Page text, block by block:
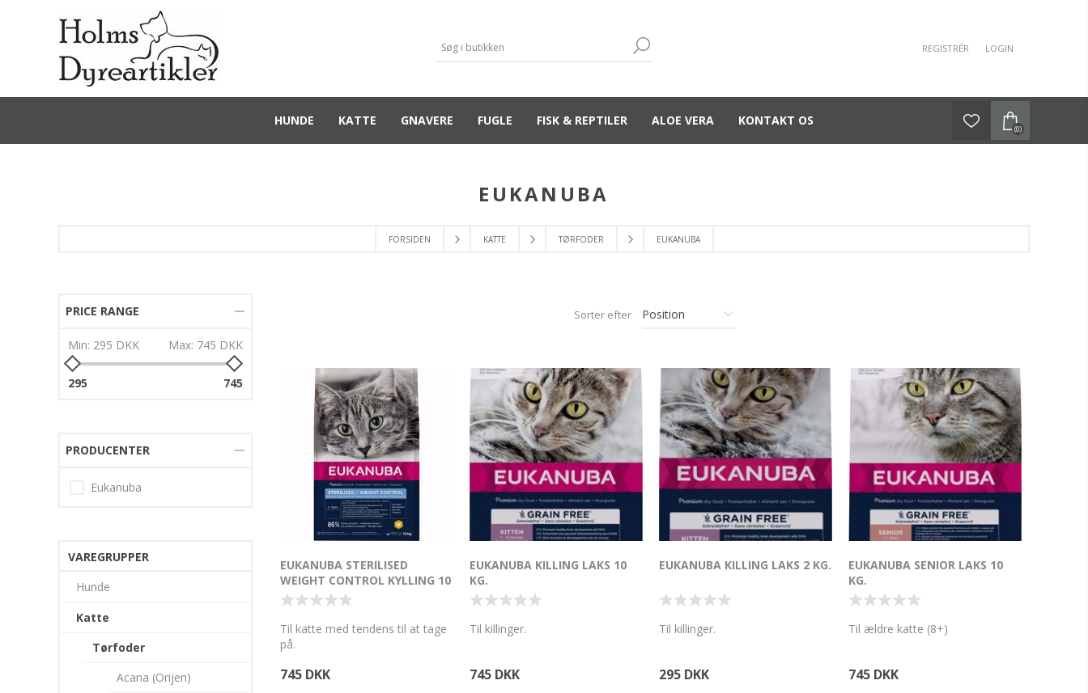
REGISTRÉR LOGIN
HUNDE KATTE GNAVERE FUGLE FISK & REPTILER ALOE VERA KONTAKT OS
(0)
FORSIDEN KATTE TØRFODER EUKANUBA
EUKANUBA
Sorter efter
EUKANUBA STERILISED
WEIGHT CONTROL KYLLING 10
KG.
Til katte med tendens til at tage
på.
745 DKK
EUKANUBA KILLING LAKS 10
KG.
Til killinger.
745 DKK
EUKANUBA KILLING LAKS 2 KG.
Til killinger.
295 DKK
EUKANUBA SENIOR LAKS 10
KG.
Til ældre katte (8+)
745 DKK
PRICE RANGE
Min: 295 DKK Max: 745 DKK
295 745
PRODUCENTER
Eukanuba
VAREGRUPPER
Hunde
Katte
Tørfoder
Acana (Orijen)